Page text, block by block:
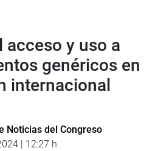
acceso y uso a
genéricos en
internacional
Noticias del Congreso
| 12:27 h